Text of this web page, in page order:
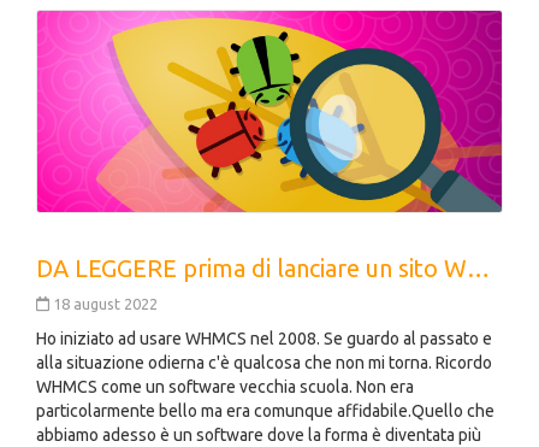
DA LEGGERE prima di lanciare un sito WHMCS
18 august 2022
Ho iniziato ad usare WHMCS nel 2008. Se guardo al passato e
alla situazione odierna c'è qualcosa che non mi torna. Ricordo
WHMCS come un software vecchia scuola. Non era
particolarmente bello ma era comunque affidabile.Quello che
abbiamo adesso è un software dove la forma è diventata più